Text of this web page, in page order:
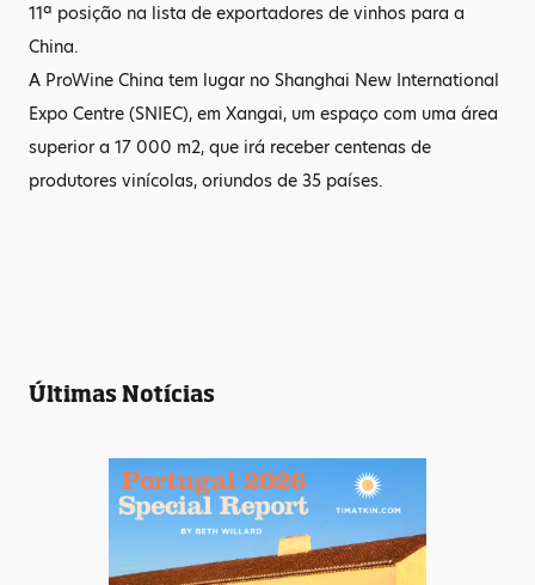
11ª posição na lista de exportadores de vinhos para a
China.
A ProWine China tem lugar no Shanghai New International
Expo Centre (SNIEC), em Xangai, um espaço com uma área
superior a 17 000 m2, que irá receber centenas de
produtores vinícolas, oriundos de 35 países.
Últimas Notícias